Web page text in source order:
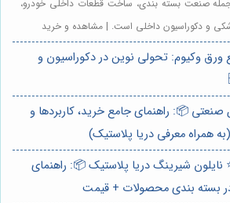
صنعت بسته بندی، ساخت قطعات داخلی خودرو،
و دکوراسیون داخلی است. | مشاهده و خرید
ورق وکیوم: تحولی نوین در دکوراسیون و
📦: راهنمای جامع خرید، کاربردها و
همراه معرفی دریا پلاستیک)
نایلون شیرینگ دریا پلاستیک 📦: راهنمای
در بسته بندی محصولات + قیمت